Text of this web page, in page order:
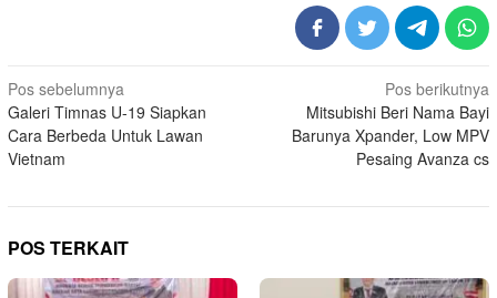
Navigasi
pos
Pos sebelumnya
Galeri Timnas U-19 Siapkan
Cara Berbeda Untuk Lawan
Vietnam
Pos berikutnya
Mitsubishi Beri Nama Bayi
Barunya Xpander, Low MPV
Pesaing Avanza cs
POS TERKAIT